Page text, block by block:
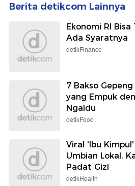
Berita detikcom Lainnya
Ekonomi RI
Ada Syaratnya
detikFinance
7 Bakso
yang Empuk
Ngaldu
detikFood
Viral 'Ibu
Umbian Lokal,
Padat Gizi
detikHealth